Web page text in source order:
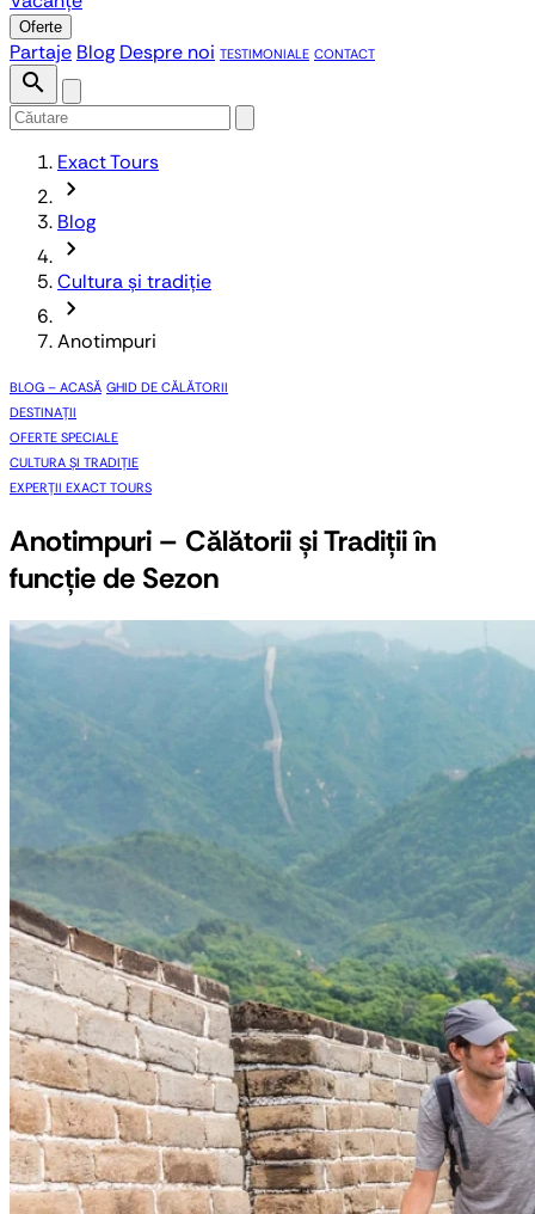
Oferte
Partaje Blog Despre noi TESTIMONIALE CONTACT
search
Exact Tours
chevron_forward
Blog
chevron_forward
Cultura și tradiție
chevron_forward
Anotimpuri
BLOG – ACASĂ GHID DE CĂLĂTORII
DESTINAȚII
OFERTE SPECIALE
CULTURA ȘI TRADIȚIE
EXPERȚII EXACT TOURS
Anotimpuri – Călătorii și Tradiții în
funcție de Sezon